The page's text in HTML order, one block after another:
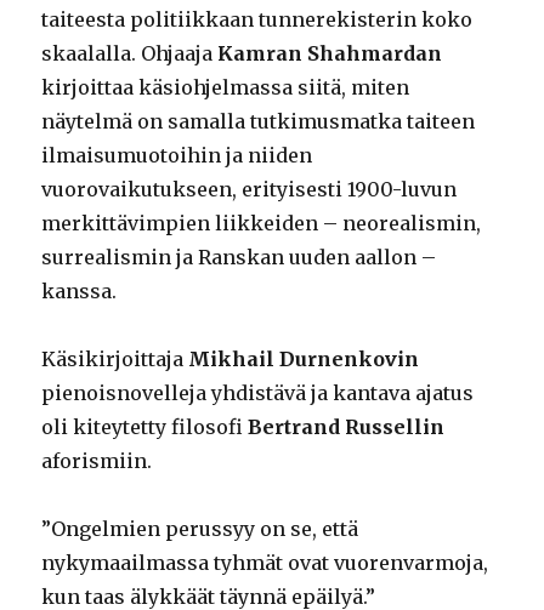
taiteesta politiikkaan tunnerekisterin koko
skaalalla. Ohjaaja Kamran Shahmardan
kirjoittaa käsiohjelmassa siitä, miten
näytelmä on samalla tutkimusmatka taiteen
ilmaisumuotoihin ja niiden
vuorovaikutukseen, erityisesti 1900-luvun
merkittävimpien liikkeiden – neorealismin,
surrealismin ja Ranskan uuden aallon –
kanssa.
Käsikirjoittaja Mikhail Durnenkovin
pienoisnovelleja yhdistävä ja kantava ajatus
oli kiteytetty filosofiBertrand Russellin
aforismiin.
”Ongelmien perussyy on se, että
nykymaailmassa tyhmät ovat vuorenvarmoja,
kun taas älykkäät täynnä epäilyä.”